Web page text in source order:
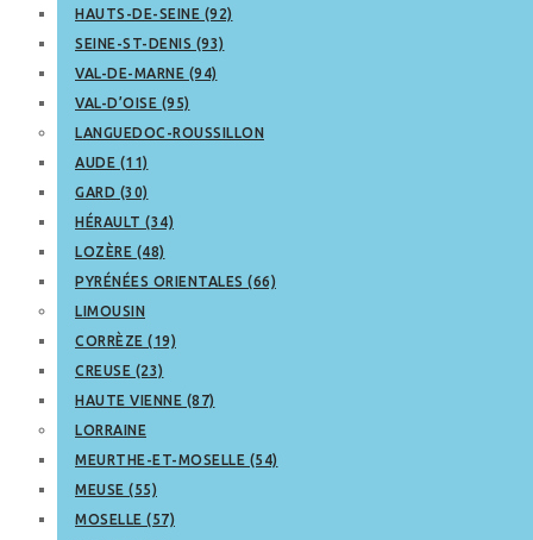
HAUTS-DE-SEINE (92)
SEINE-ST-DENIS (93)
VAL-DE-MARNE (94)
VAL-D’OISE (95)
LANGUEDOC-ROUSSILLON
AUDE (11)
GARD (30)
HÉRAULT (34)
LOZÈRE (48)
PYRÉNÉES ORIENTALES (66)
LIMOUSIN
CORRÈZE (19)
CREUSE (23)
HAUTE VIENNE (87)
LORRAINE
MEURTHE-ET-MOSELLE (54)
MEUSE (55)
MOSELLE (57)